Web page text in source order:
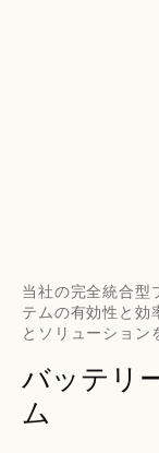
当社の完全統合型
テムの有効性と効
とソリューション
バッテリ
ム